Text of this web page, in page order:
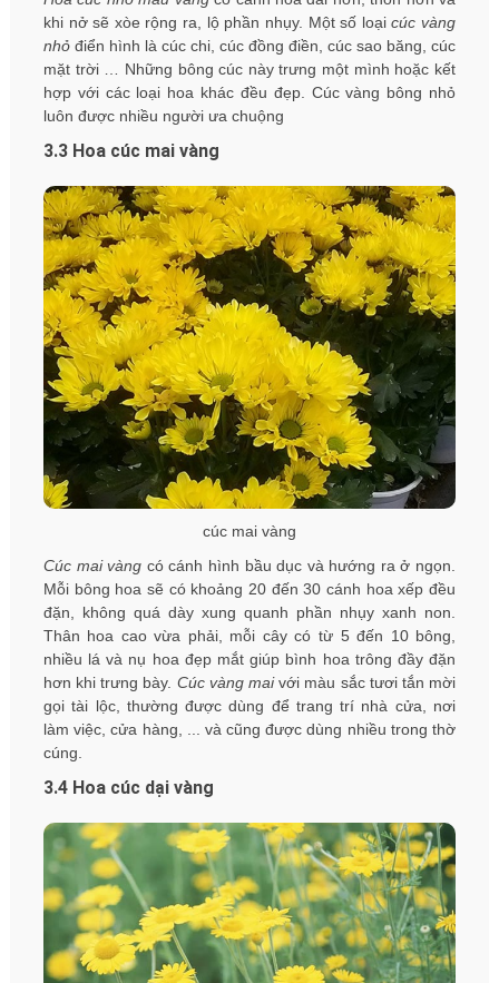
khi nở sẽ xòe rộng ra, lộ phần nhụy. Một số loạicúc vàng
nhỏđiển hình là cúc chi, cúc đồng điền, cúc sao băng, cúc
mặt trời … Những bông cúc này trưng một mình hoặc kết
hợp với các loại hoa khác đều đẹp. Cúc vàng bông nhỏ
luôn được nhiều người ưa chuộng
3.3 Hoa cúc mai vàng
cúc mai vàng
Cúc mai vàng có cánh hình bầu dục và hướng ra ở ngọn.
Mỗi bông hoa sẽ có khoảng 20 đến 30 cánh hoa xếp đều
đặn, không quá dày xung quanh phần nhụy xanh non.
Thân hoa cao vừa phải, mỗi cây có từ 5 đến 10 bông,
nhiều lá và nụ hoa đẹp mắt giúp bình hoa trông đầy đặn
hơn khi trưng bày. Cúc vàng maivới màu sắc tươi tắn mời
gọi tài lộc, thường được dùng để trang trí nhà cửa, nơi
làm việc, cửa hàng, ... và cũng được dùng nhiều trong thờ
cúng.
3.4 Hoa cúc dại vàng